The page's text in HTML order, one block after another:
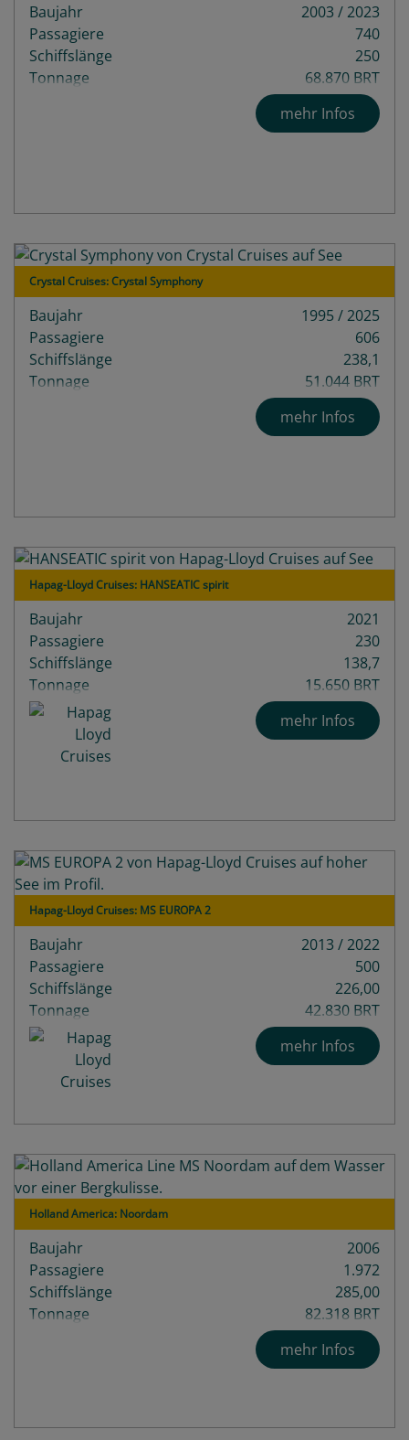
Baujahr
2003 / 2023
Passagiere
740
Schiffslänge
250
Tonnage
68.870 BRT
13
mehr Infos
Crystal Cruises: Crystal Symphony
Baujahr
1995 / 2025
Passagiere
606
Schiffslänge
238,1
Tonnage
51.044 BRT
12
mehr Infos
Hapag-Lloyd Cruises: HANSEATIC spirit
Baujahr
2021
Passagiere
230
Schiffslänge
138,7
Tonnage
15.650 BRT
mehr Infos
Hapag-Lloyd Cruises: MS EUROPA 2
Baujahr
2013 / 2022
Passagiere
500
Schiffslänge
226,00
Tonnage
42.830 BRT
Decks
10
mehr Infos
Holland America: Noordam
Baujahr
2006
Passagiere
1.972
Schiffslänge
285,00
Tonnage
82.318 BRT
mehr Infos